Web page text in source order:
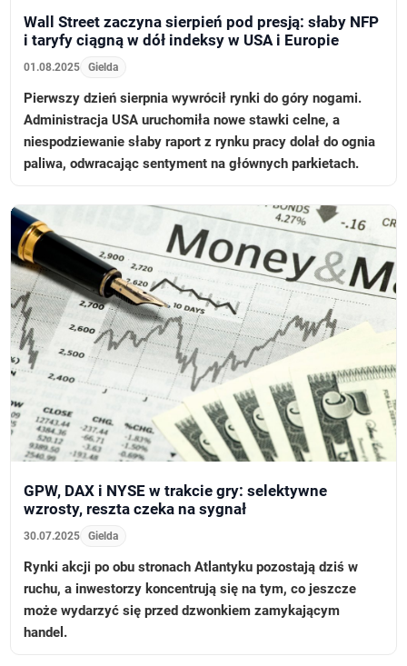
Wall Street zaczyna sierpień pod presją: słaby NFP
i taryfy ciągną w dół indeksy w USA i Europie
01.08.2025 Gielda
Pierwszy dzień sierpnia wywrócił rynki do góry nogami.
Administracja USA uruchomiła nowe stawki celne, a
niespodziewanie słaby raport z rynku pracy dolał do ognia
paliwa, odwracając sentyment na głównych parkietach.
GPW, DAX i NYSE w trakcie gry: selektywne
wzrosty, reszta czeka na sygnał
30.07.2025 Gielda
Rynki akcji po obu stronach Atlantyku pozostają dziś w
ruchu, a inwestorzy koncentrują się na tym, co jeszcze
może wydarzyć się przed dzwonkiem zamykającym
handel.